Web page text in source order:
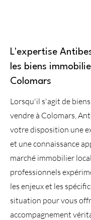
L'expertise
les biens
Colomars
Lorsqu'il s'agit de
vendre à Colomars,
votre disposition une
et une connaissance
marché immobilier
professionnels
les enjeux et les
situation pour vous
accompagnement